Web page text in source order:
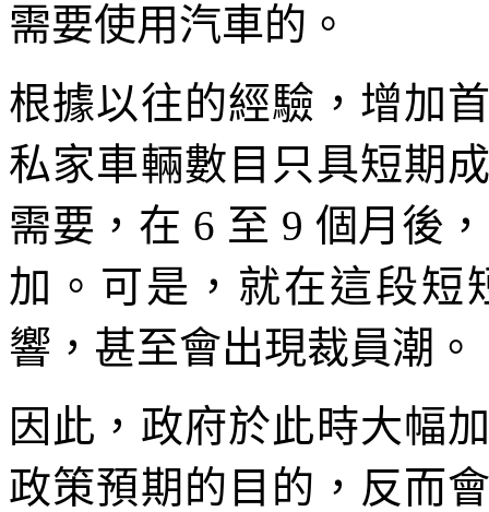
需要使用汽車的。
根據以往的經驗，增加
私家車輛數目只具短期
需要，在 6 至 9 個月後
加。可是，就在這段短
響，甚至會出現裁員潮。
因此，政府於此時大幅
政策預期的目的，反而